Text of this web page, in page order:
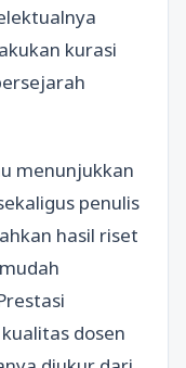
kurasi
menunjukkan
penulis
hasil riset
dosen